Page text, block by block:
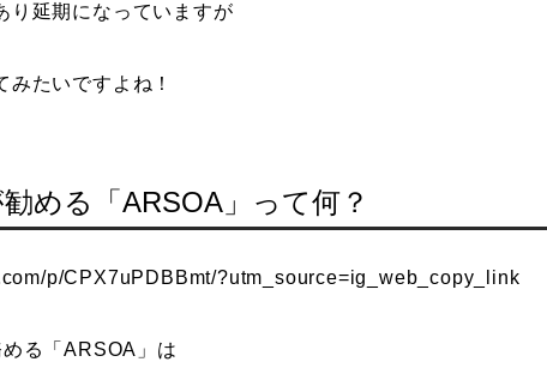
り延期になっていますが
たいですよね！
める「ARSOA」って何？
p/CPX7uPDBBmt/?utm_source=ig_web_copy_link
る「ARSOA」は